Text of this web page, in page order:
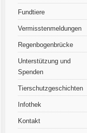
Fundtiere
Vermisstenmeldungen
Regenbogenbrücke
Unterstützung und
Spenden
Tierschutzgeschichten
Infothek
Kontakt